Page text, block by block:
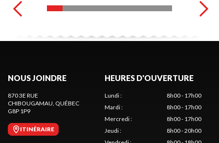
NOUS JOINDRE
870 3E RUE
CHIBOUGAMAU, QUÉBEC
G8P 1P9
ITINÉRAIRE
HEURES D'OUVERTURE
Lundi:
8h00 - 17h00
Mardi:
8h00 - 17h00
Mercredi:
8h00 - 17h00
Jeudi:
8h00 - 20h00